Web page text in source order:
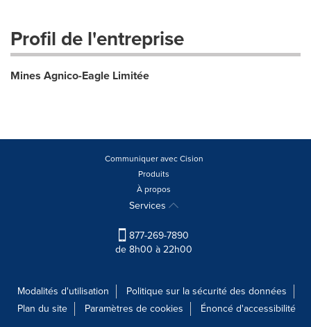
Profil de l'entreprise
Mines Agnico-Eagle Limitée
Communiquer avec Cision
Produits
À propos
Services
877-269-7890
de 8h00 à 22h00
Modalités d'utilisation
Politique sur la sécurité des données
Plan du site
Paramètres de cookies
Énoncé d'accessibilité